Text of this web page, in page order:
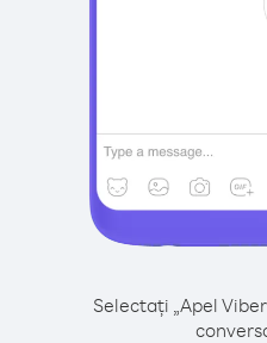
Selectați „Apel